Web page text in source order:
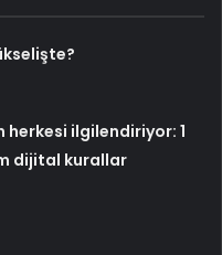
herkesi ilgilendiriyor: 1
dijital kurallar